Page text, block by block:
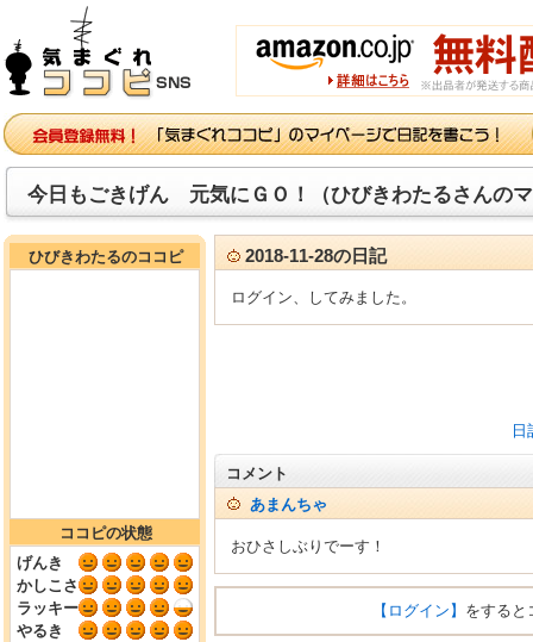
今日もごきげん 元気にＧＯ！（ひびきわたるさんの
ひびきわたるのココピ
ココピの状態
げんき
かしこさ
ラッキー
やるき
2018-11-28の日記
ログイン、してみました。
日
コメント
あまんちゃ
おひさしぶりでーす！
【ログイン】 をすると